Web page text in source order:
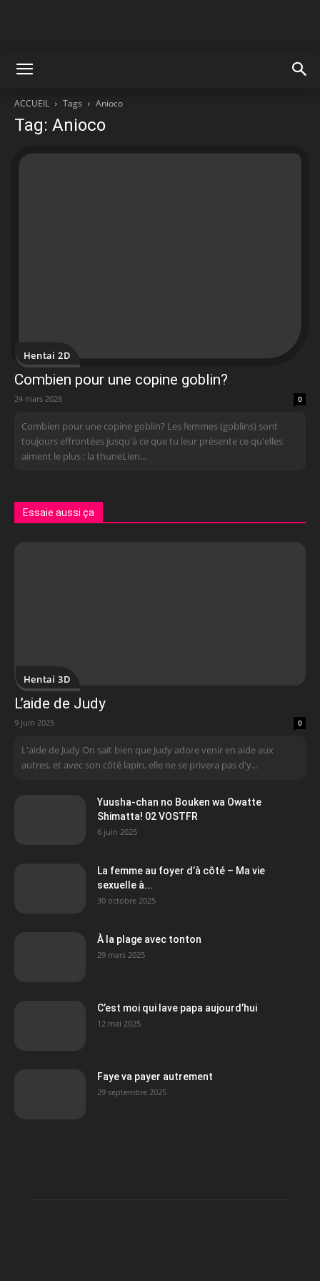
ACCUEIL Tags Anioco
Tag: Anioco
Hentai 2D
Combien pour une copine goblin?
24 mars 2026 0
Combien pour une copine goblin? Les femmes (goblins) sont
toujours effrontées jusqu'à ce que tu leur présente ce qu'elles
aiment le plus : la thuneLien...
Essaie aussi ça
Hentai 3D
L’aide de Judy
9 juin 2025 0
L'aide de Judy On sait bien que Judy adore venir en aide aux
autres, et avec son côté lapin, elle ne se privera pas d'y...
Yuusha-chan no Bouken wa Owatte
Shimatta! 02 VOSTFR
6 juin 2025
La femme au foyer d’à côté – Ma vie
sexuelle à...
30 octobre 2025
À la plage avec tonton
29 mars 2025
C’est moi qui lave papa aujourd’hui
12 mai 2025
Faye va payer autrement
29 septembre 2025